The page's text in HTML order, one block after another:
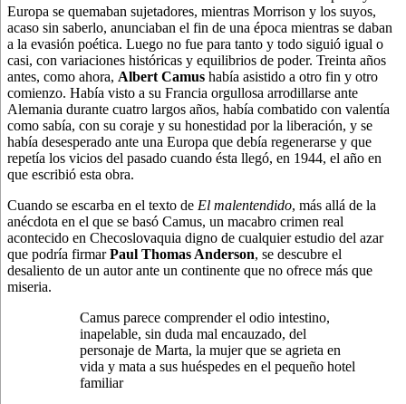
Europa se quemaban sujetadores, mientras Morrison y los suyos,
acaso sin saberlo, anunciaban el fin de una época mientras se daban
a la evasión poética. Luego no fue para tanto y todo siguió igual o
casi, con variaciones históricas y equilibrios de poder. Treinta años
antes, como ahora, Albert Camus había asistido a otro fin y otro
comienzo. Había visto a su Francia orgullosa arrodillarse ante
Alemania durante cuatro largos años, había combatido con valentía
como sabía, con su coraje y su honestidad por la liberación, y se
había desesperado ante una Europa que debía regenerarse y que
repetía los vicios del pasado cuando ésta llegó, en 1944, el año en
que escribió esta obra.
Cuando se escarba en el texto de El malentendido, más allá de la
anécdota en el que se basó Camus, un macabro crimen real
acontecido en Checoslovaquia digno de cualquier estudio del azar
que podría firmarPaul Thomas Anderson, se descubre el
desaliento de un autor ante un continente que no ofrece más que
miseria.
Camus parece comprender el odio intestino,
inapelable, sin duda mal encauzado, del
personaje de Marta, la mujer que se agrieta en
vida y mata a sus huéspedes en el pequeño hotel
familiar